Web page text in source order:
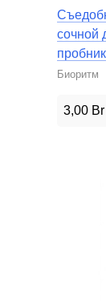
сочной
пробник
Биоритм
3,00 Br